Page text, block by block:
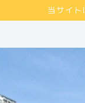
当サイト